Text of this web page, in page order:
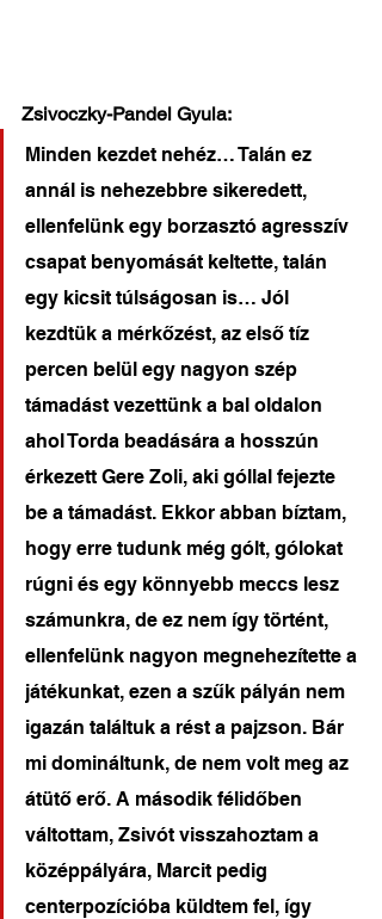
Zsivoczky-Pandel Gyula:
Minden kezdet nehéz… Talán ez
annál is nehezebbre sikeredett,
ellenfelünk egy borzasztó agresszív
csapat benyomását keltette, talán
egy kicsit túlságosan is… Jól
kezdtük a mérkőzést, az első tíz
percen belül egy nagyon szép
támadást vezettünk a bal oldalon
ahol Torda beadására a hosszún
érkezett Gere Zoli, aki góllal fejezte
be a támadást. Ekkor abban bíztam,
hogy erre tudunk még gólt, gólokat
rúgni és egy könnyebb meccs lesz
számunkra, de ez nem így történt,
ellenfelünk nagyon megnehezítette a
játékunkat, ezen a szűk pályán nem
igazán találtuk a rést a pajzson. Bár
mi domináltunk, de nem volt meg az
átütő erő. A második félidőben
váltottam, Zsivót visszahoztam a
középpályára, Marcit pedig
centerpozícióba küldtem fel, így